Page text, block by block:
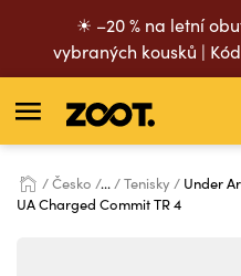
☀ –20 % na letní
vybraných kousků |
Česko ... Tenisky
Under
UA Charged Commit TR 4